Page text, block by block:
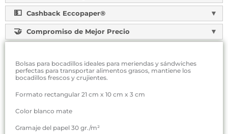
Cashback Eccopaper®
Compromiso de Mejor Precio
Bolsas para bocadillos ideales para meriendas y sándwiches
perfectas para transportar alimentos grasos, mantiene los
bocadillos frescos y crujientes.
Formato rectangular 21 cm x 10 cm x 3 cm
Color blanco mate
Gramaje del papel 30 gr./m²